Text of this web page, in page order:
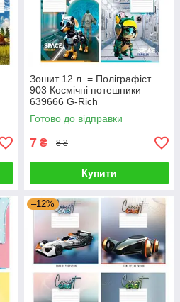
Зошит 12 л. = Поліграфіст
903 Космічні потешники
639666 G-Rich
Готово до відправки
7 ₴ 8 ₴
Купити
–12%